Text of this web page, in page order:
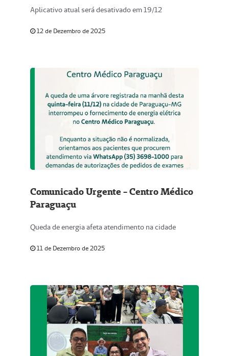
Aplicativo atual será desativado em 19/12
12 de Dezembro de 2025
Comunicado Urgente - Centro Médico
Paraguaçu
Queda de energia afeta atendimento na cidade
11 de Dezembro de 2025